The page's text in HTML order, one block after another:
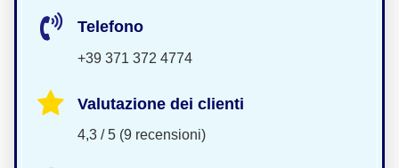
Telefono
+39 371 372 4774
Valutazione dei clienti
4,3 / 5 (9 recensioni)